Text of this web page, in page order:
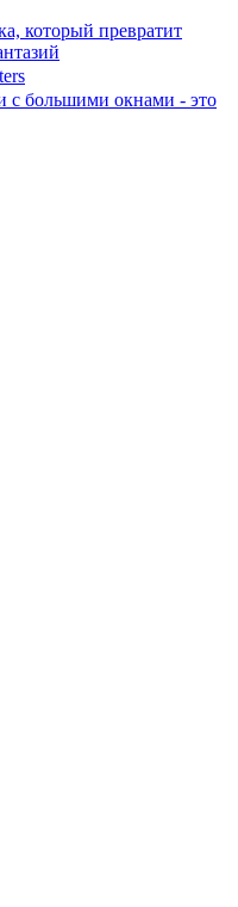
который превратит
с большими окнами - это